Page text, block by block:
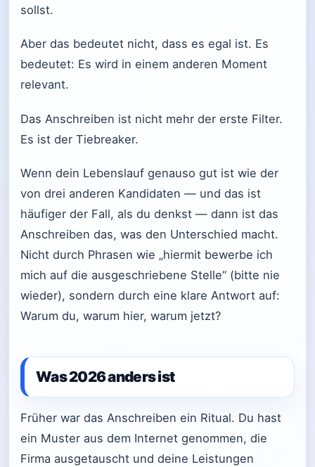
sollst.
Aber das bedeutet nicht, dass es egal ist. Es
bedeutet: Es wird in einem anderen Moment
relevant.
Das Anschreiben ist nicht mehr der erste Filter.
Es ist der Tiebreaker.
Wenn dein Lebenslauf genauso gut ist wie der
von drei anderen Kandidaten — und das ist
häufiger der Fall, als du denkst — dann ist das
Anschreiben das, was den Unterschied macht.
Nicht durch Phrasen wie „hiermit bewerbe ich
mich auf die ausgeschriebene Stelle“ (bitte nie
wieder), sondern durch eine klare Antwort auf:
Warum du, warum hier, warum jetzt?
Was 2026 anders ist
Früher war das Anschreiben ein Ritual. Du hast
ein Muster aus dem Internet genommen, die
Firma ausgetauscht und deine Leistungen